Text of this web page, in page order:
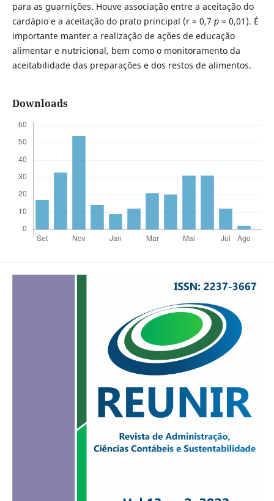
para as guarnições. Houve associação entre a aceitação do
cardápio e a aceitação do prato principal (r = 0,7 p= 0,01). É
importante manter a realização de ações de educação
alimentar e nutricional, bem como o monitoramento da
aceitabilidade das preparações e dos restos de alimentos.
Downloads